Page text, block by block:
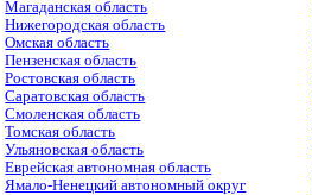
Магаданская область
Нижегородская область
Омская область
Пензенская область
Ростовская область
Саратовская область
Смоленская область
Томская область
Ульяновская область
Еврейская автономная область
Ямало-Ненецкий автономный округ